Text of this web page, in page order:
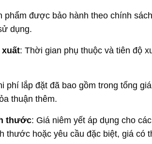
phẩm được bảo hành theo chính
dụng.
xuất: Thời gian phụ thuộc và tiên độ
phí lắp đặt đã bao gồm trong tổng
thuận thêm.
thước: Giá niêm yết áp dụng cho
thước hoặc yêu cầu đặc biệt, giá có